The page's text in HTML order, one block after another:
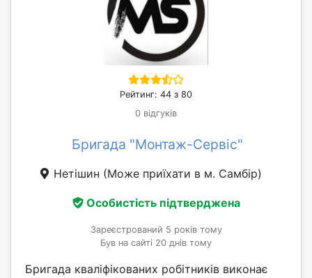
Рейтинг: 44 з 80
0 відгуків
Бригада "Монтаж-Сервіс"
Нетішин (Може приїхати в м. Самбір)
Особистість підтверджена
Зареєстрований 5 років тому
Був на сайті 20 днів тому
Бригада кваліфікованих робітників виконає